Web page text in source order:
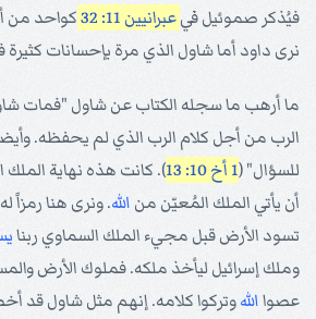
فيُذكر صموئيل فيعبرانيين 11: 32
كواحد من
نرى داود أما شاول الذي مرة بإحسانات
ما أرهب ما سجله الكتاب عن شاول "فمات
الرب من أجل كلام الرب الذي لم يحفظه.
للسؤال" (1 أخ 10: 13
). كانت هذه نهاية
أن يأتي الملك المُعيّن من الله. ونرى هنا رمزاً
تسود الأرض قبل مجيء الملك السماوي ربنا
وملك إسرائيل ليأخذ ملكه. فملوك الأرض
عصوااللهوتركوا كلامه. إنهم مثل شاول قد